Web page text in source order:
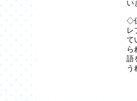
い
◇
レ
て
ら
語
う